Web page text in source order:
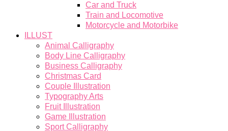
Car and Truck
Train and Locomotive
Motorcycle and Motorbike
ILLUST
Animal Calligraphy
Body Line Calligraphy
Business Calligraphy
Christmas Card
Couple Illustration
Typography Arts
Fruit Illustration
Game Illustration
Sport Calligraphy